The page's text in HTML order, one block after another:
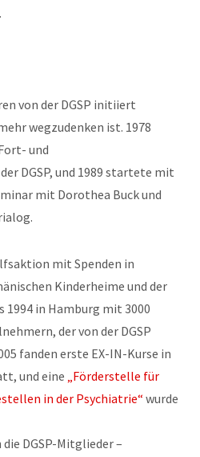
von der DGSP initiiert
wegzudenken ist. 1978
und
DGSP, und 1989 startete mit
mit Dorothea Buck und
mit Spenden in
Kinderheime und der
in Hamburg mit 3000
der von der DGSP
fanden erste EX-IN-Kurse in
und eine „Förderstelle für
in der Psychiatrie“ wurde
DGSP-Mitglieder –